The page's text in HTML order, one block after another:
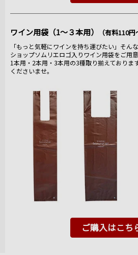
ワイン用袋（1～３本用） （有料110円
「もっと気軽にワインを持ち運びたい」そん
ショップソムリエロゴ入りワイン用袋をご用意
1本用・2本用・3本用の3種取り揃えておりま
くださいませ。
ご購入はこち